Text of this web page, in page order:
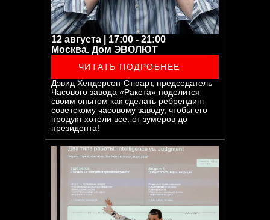
12 августа | 17:00 - 21:00
Москва. Дом ЭВОЛЮТ
ЧИТАТЬ ПОДРОБНЕЕ
Дэвид Хендерсон-Стюарт, председатель
Часового завода «Ракета» поделится
своим опытом как сделать ребрендинг
советскому часовому заводу, чтобы его
продукт хотели все: от зумеров до
президента!